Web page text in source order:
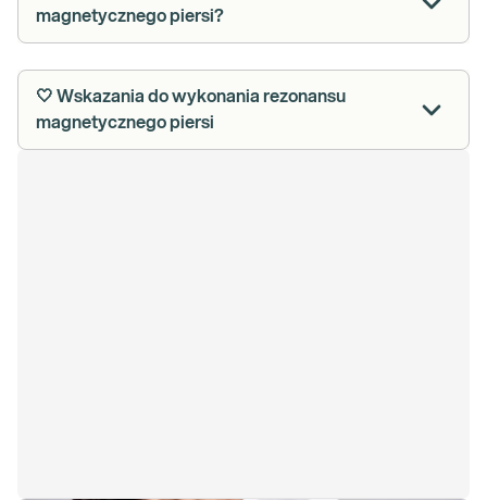
magnetycznego piersi?
🤍 Wskazania do wykonania rezonansu
magnetycznego piersi